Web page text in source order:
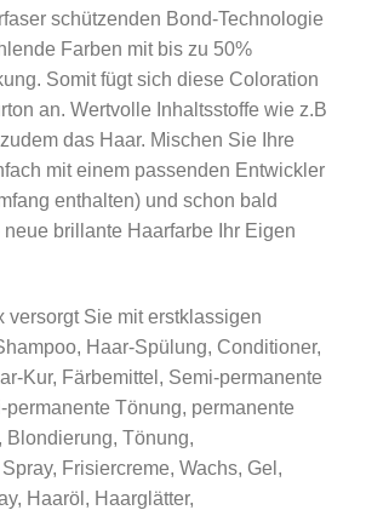
schützenden Bond-Technologie
Farben mit bis zu 50%
Somit fügt sich diese Coloration
an. Wertvolle Inhaltsstoffe wie z.B
das Haar. Mischen Sie Ihre
mit einem passenden Entwickler
enthalten) und schon bald
brillante Haarfarbe Ihr Eigen
versorgt Sie mit erstklassigen
Haar-Spülung, Conditioner,
Kur, Färbemittel, Semi-permanente
permanente Tönung, permanente
Blondierung, Tönung,
Frisiercreme, Wachs, Gel,
Haaröl, Haarglätter,